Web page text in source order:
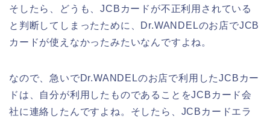
そしたら、どうも、JCBカードが不正利用されている
と判断してしまったために、Dr.WANDELのお店でJCB
カードが使えなかったみたいなんですよね。
なので、急いでDr.WANDELのお店で利用したJCBカー
ドは、自分が利用したものであることをJCBカード会
社に連絡したんですよね。そしたら、JCBカードエラ